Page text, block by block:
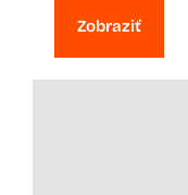
Zobraziť